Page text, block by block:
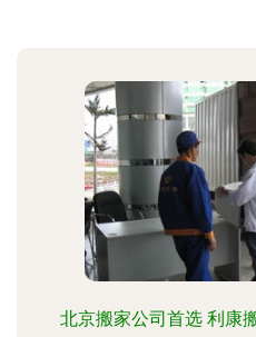
北京搬家公司首选 利康